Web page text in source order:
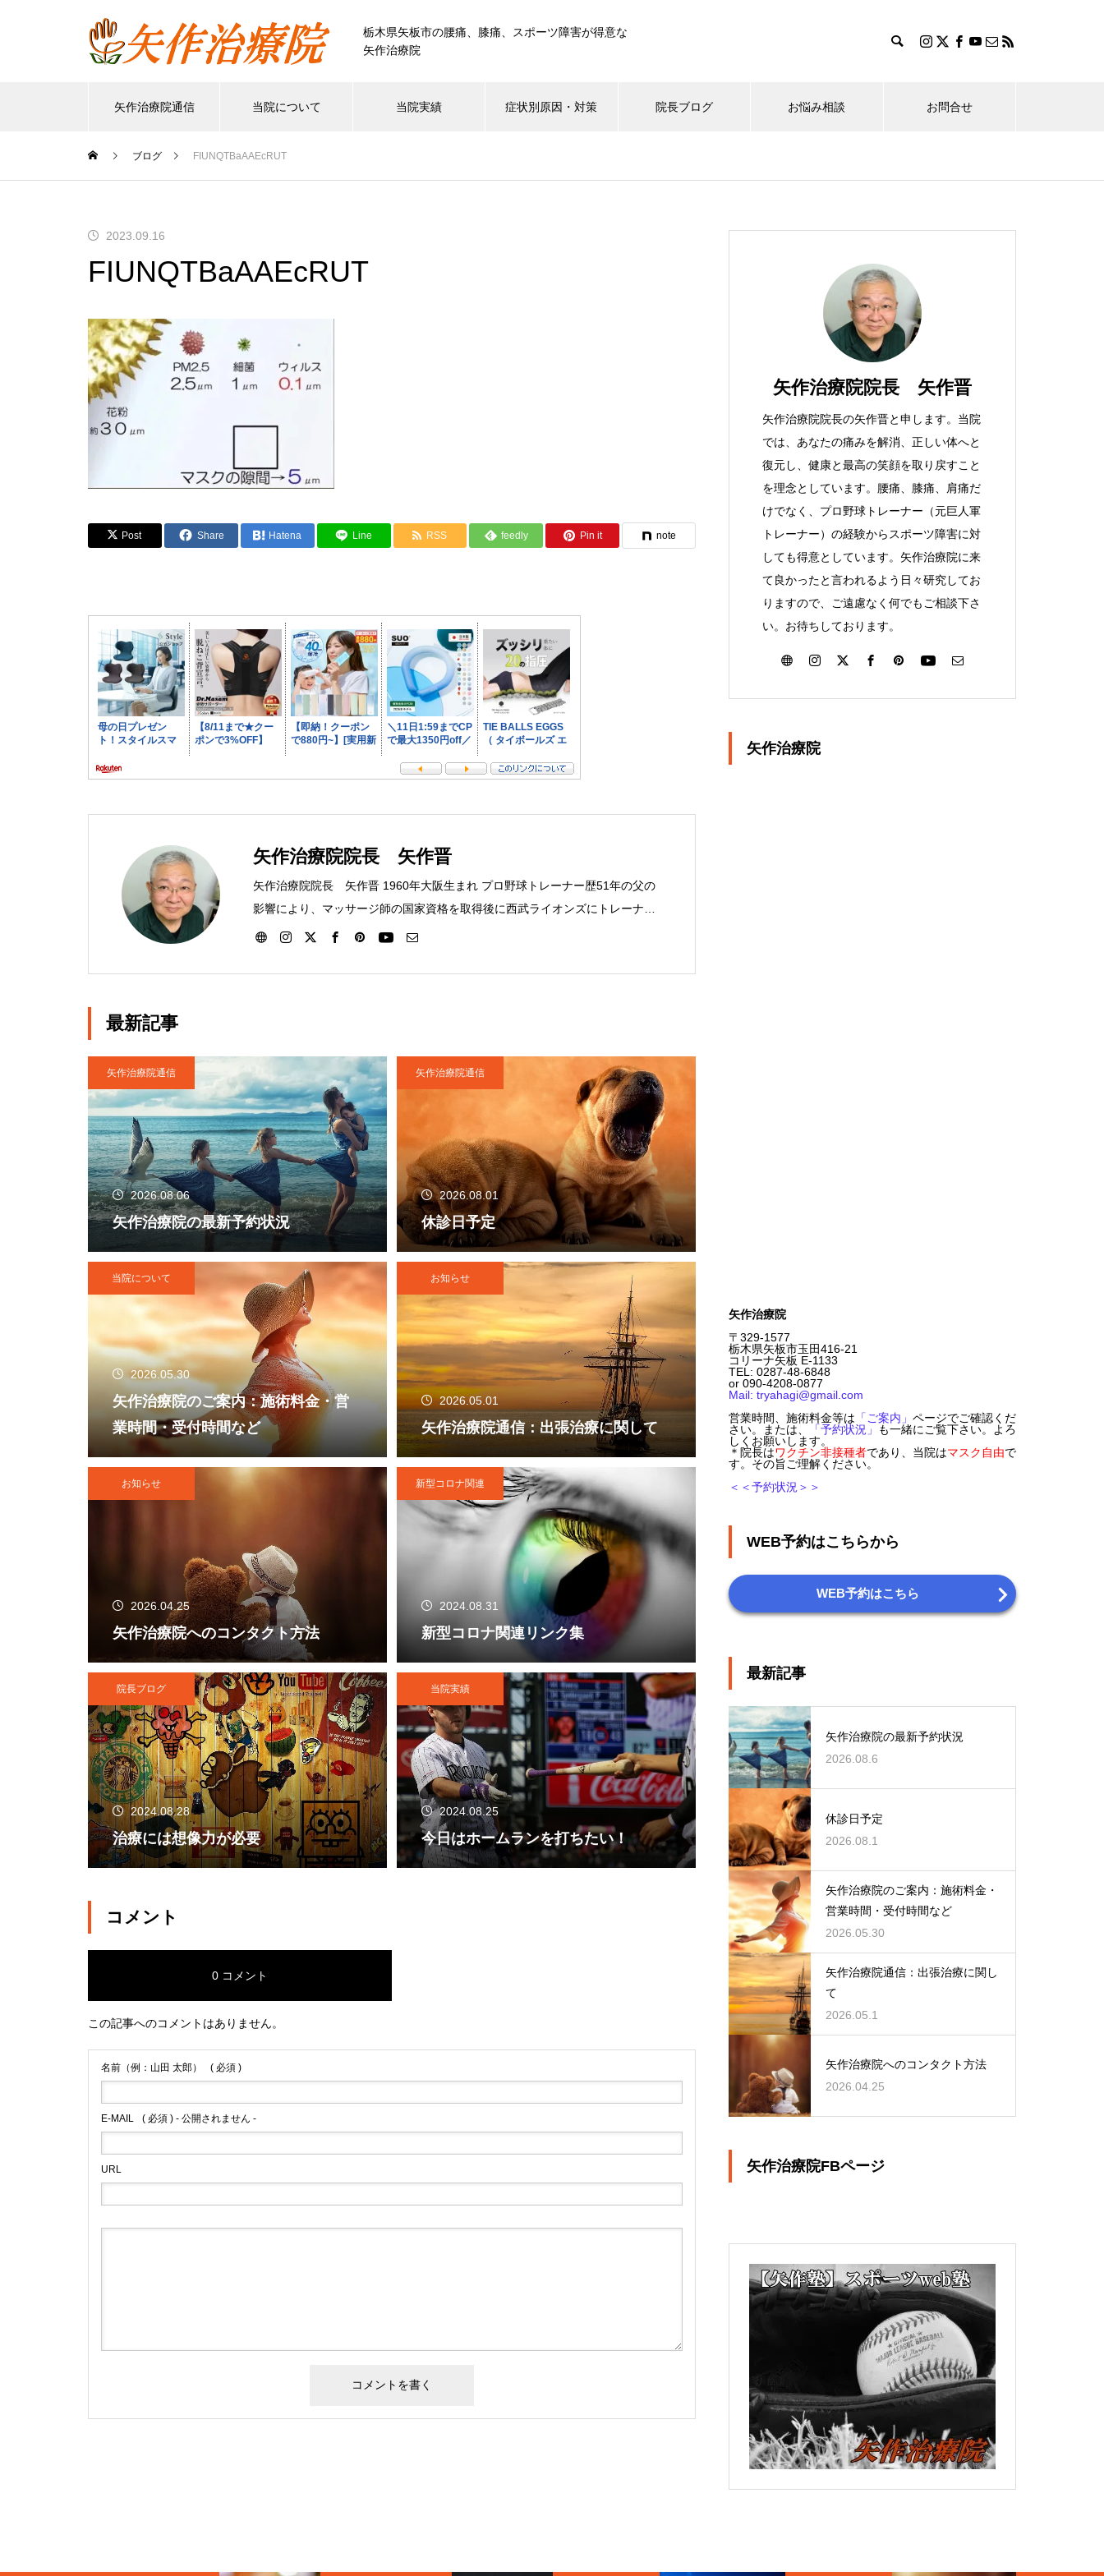
栃木県矢板市の腰痛、膝痛、スポーツ障害が得意な
矢作治療院
矢作治療院通信 当院について 当院実績 症状別原因・対策 院長ブログ お悩み相談 お問合せ
ブログ FIUNQTBaAAEcRUT
2023.09.16
FIUNQTBaAAEcRUT
Post Share Hatena Line RSS feedly Pin it note
矢作治療院院長 矢作晋
矢作治療院院長 矢作晋 1960年大阪生まれ プロ野球トレーナー歴51年の父の
影響により、マッサージ師の国家資格を取得後に西武ライオンズにトレーナー
として入団。その後、大洋ホエールズ、読売巨人軍と渡り、21年間選手のサポ
体治療にて多くの腰痛、ひざ痛の患者さんを助けています。2020年４月に栃木
最新記事
矢作治療院通信
2026.08.06
矢作治療院の最新予約状況
矢作治療院通信
2026.08.01
休診日予定
当院について
2026.05.30
矢作治療院のご案内：施術料金・営
業時間・受付時間など
お知らせ
2026.05.01
矢作治療院通信：出張治療に関して
お知らせ
2026.04.25
矢作治療院へのコンタクト方法
新型コロナ関連
2024.08.31
新型コロナ関連リンク集
院長ブログ
2024.08.28
治療には想像力が必要
当院実績
2024.08.25
今日はホームランを打ちたい！
コメント
0 コメント
この記事へのコメントはありません。
名前（例：山田 太郎） ( 必須 )
E-MAIL ( 必須 ) - 公開されません -
URL
矢作治療院院長 矢作晋
矢作治療院院長の矢作晋と申します。当院
では、あなたの痛みを解消、正しい体へと
復元し、健康と最高の笑顔を取り戻すこと
を理念としています。腰痛、膝痛、肩痛だ
けでなく、プロ野球トレーナー（元巨人軍
トレーナー）の経験からスポーツ障害に対
しても得意としています。矢作治療院に来
て良かったと言われるよう日々研究してお
りますので、ご遠慮なく何でもご相談下さ
い。お待ちしております。
矢作治療院
矢作治療院
〒329-1577
栃木県矢板市玉田416-21
コリーナ矢板 E-1133
TEL: 0287-48-6848
or 090-4208-0877
Mail: tryahagi@gmail.com
営業時間、施術料金等は 「ご案内」 ページでご確認くだ
さい。または、
「予約状況」
も一緒にご覧下さい。よろ
しくお願いします。
＊院長はワクチン非接種者であり、当院はマスク自由で
す。その旨ご理解ください。
＜＜予約状況＞＞
WEB予約はこちらから
WEB予約はこちら
最新記事
矢作治療院の最新予約状況
2026.08.6
休診日予定
2026.08.1
矢作治療院のご案内：施術料金・
営業時間・受付時間など
2026.05.30
矢作治療院通信：出張治療に関し
て
2026.05.1
矢作治療院へのコンタクト方法
2026.04.25
矢作治療院FBページ